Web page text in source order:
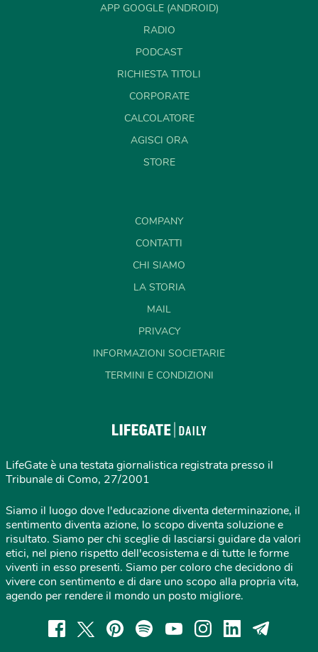
APP GOOGLE (ANDROID)
RADIO
PODCAST
RICHIESTA TITOLI
CORPORATE
CALCOLATORE
AGISCI ORA
STORE
COMPANY
CONTATTI
CHI SIAMO
LA STORIA
MAIL
PRIVACY
INFORMAZIONI SOCIETARIE
TERMINI E CONDIZIONI
LifeGate è una testata giornalistica registrata presso il
Tribunale di Como, 27/2001
Siamo il luogo dove l'educazione diventa determinazione, il
sentimento diventa azione, lo scopo diventa soluzione e
risultato. Siamo per chi sceglie di lasciarsi guidare da valori
etici, nel pieno rispetto dell'ecosistema e di tutte le forme
viventi in esso presenti. Siamo per coloro che decidono di
vivere con sentimento e di dare uno scopo alla propria vita,
agendo per rendere il mondo un posto migliore.